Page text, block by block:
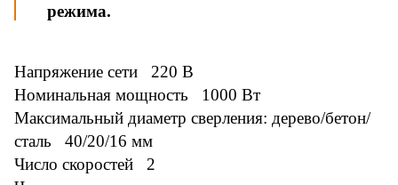
режима.
Напряжение сети 220 В
Номинальная мощность 1000 Вт
Максимальный диаметр сверления: дерево/бетон/
сталь 40/20/16 мм
Число скоростей 2